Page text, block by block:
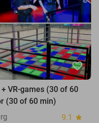
favorite_border
VR-games (30 of 60
(30 of 60 min)
9.1 star